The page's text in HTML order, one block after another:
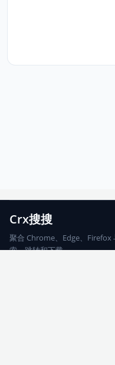
Crx搜搜
聚合 Chrome、Edge、
索、跳转和下载。